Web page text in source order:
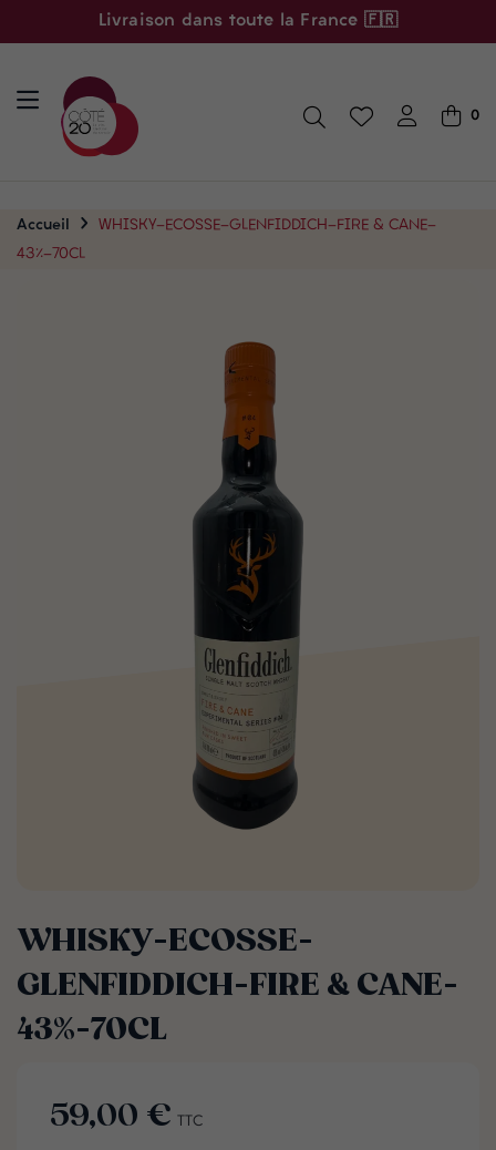
Livraison dans toute la France 🇫🇷
0
Accueil
WHISKY-ECOSSE-GLENFIDDICH-FIRE & CANE-
43%-70CL
WHISKY-ECOSSE-
GLENFIDDICH-FIRE & CANE-
43%-70CL
59,00 € TTC